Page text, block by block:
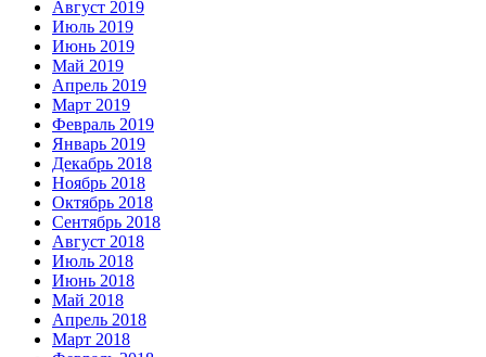
Август 2019
Июль 2019
Июнь 2019
Май 2019
Апрель 2019
Март 2019
Февраль 2019
Январь 2019
Декабрь 2018
Ноябрь 2018
Октябрь 2018
Сентябрь 2018
Август 2018
Июль 2018
Июнь 2018
Май 2018
Апрель 2018
Март 2018